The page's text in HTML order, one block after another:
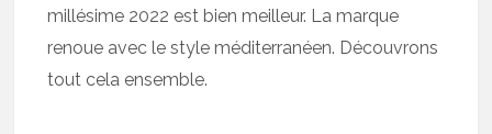
millésime 2022 est bien meilleur. La marque
renoue avec le style méditerranéen. Découvrons
tout cela ensemble.